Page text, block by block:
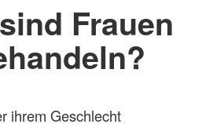
Frauen
ihrem Geschlecht